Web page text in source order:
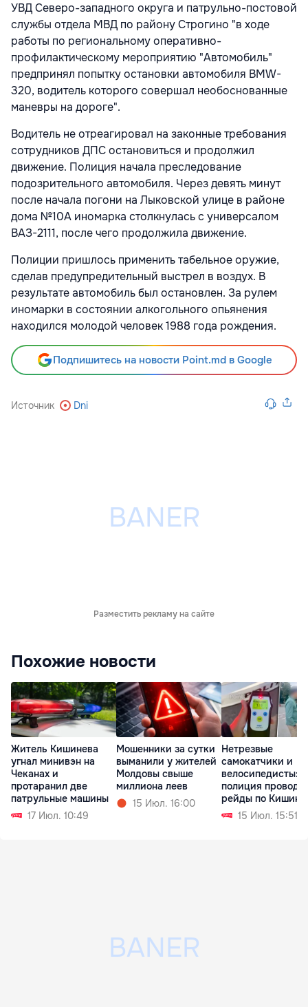
УВД Северо-западного округа и патрульно-постовой
службы отдела МВД по району Строгино "в ходе
работы по региональному оперативно-
профилактическому мероприятию "Автомобиль"
предпринял попытку остановки автомобиля BMW-
320, водитель которого совершал необоснованные
маневры на дороге".
Водитель не отреагировал на законные требования
сотрудников ДПС остановиться и продолжил
движение. Полиция начала преследование
подозрительного автомобиля. Через девять минут
после начала погони на Лыковской улице в районе
дома №10А иномарка столкнулась с универсалом
ВАЗ-2111, после чего продолжила движение.
Полиции пришлось применить табельное оружие,
сделав предупредительный выстрел в воздух. В
результате автомобиль был остановлен. За рулем
иномарки в состоянии алкогольного опьянения
находился молодой человек 1988 года рождения.
Подпишитесь на новости Point.md в Google
Источник Dni
Разместить рекламу на сайте
Похожие новости
Житель Кишинева
угнал минивэн на
Чеканах и
протаранил две
патрульные машины
17 Июл. 10:49
Мошенники за сутки
выманили у жителей
Молдовы свыше
миллиона леев
15 Июл. 16:00
Нетрезвые
самокатчики и
велосипедисты:
полиция
рейды по
Молдове
15 Июл. 15:51